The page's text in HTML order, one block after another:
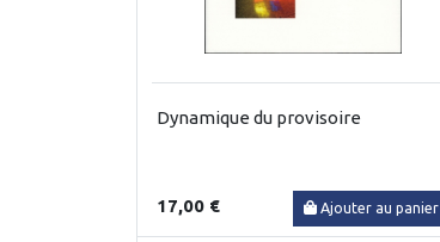
Dynamique du provisoire
17,00 € Ajouter au panier